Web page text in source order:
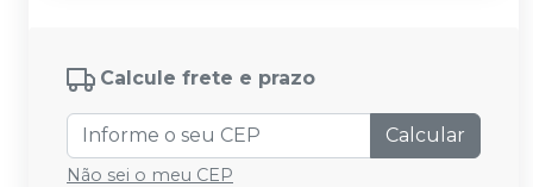
Calcule frete e prazo
Calcular
Não sei o meu CEP